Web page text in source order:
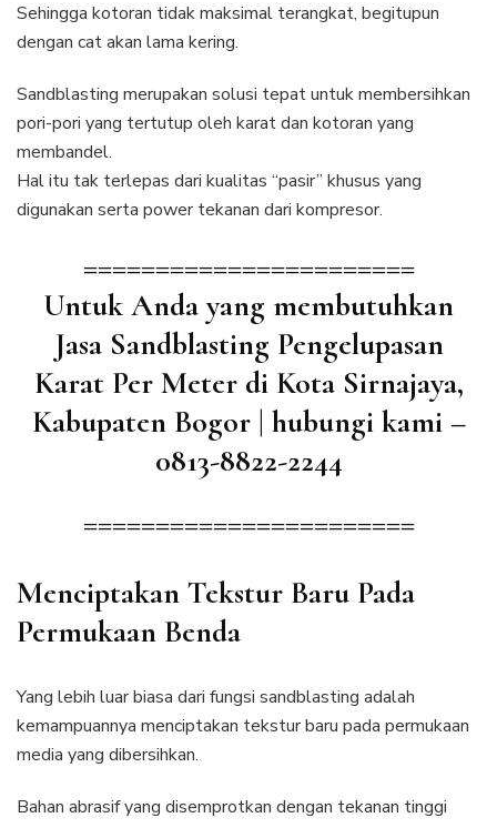
Sehingga kotoran tidak maksimal terangkat, begitupun
dengan cat akan lama kering.
Sandblasting merupakan solusi tepat untuk membersihkan
pori-pori yang tertutup oleh karat dan kotoran yang
membandel.
Hal itu tak terlepas dari kualitas “pasir” khusus yang
digunakan serta power tekanan dari kompresor.
=======================
Untuk Anda yang membutuhkan
Jasa Sandblasting Pengelupasan
Karat Per Meter di Kota Sirnajaya,
Kabupaten Bogor | hubungi kami –
0813-8822-2244
=======================
Menciptakan Tekstur Baru Pada
Permukaan Benda
Yang lebih luar biasa dari fungsi sandblasting adalah
kemampuannya menciptakan tekstur baru pada permukaan
media yang dibersihkan.
Bahan abrasif yang disemprotkan dengan tekanan tinggi